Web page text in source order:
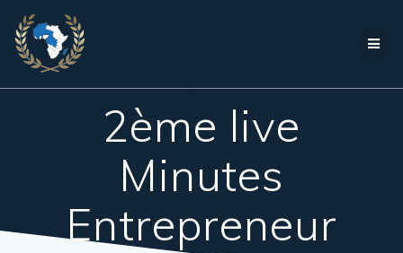
2ème live
Minutes
Entrepreneur